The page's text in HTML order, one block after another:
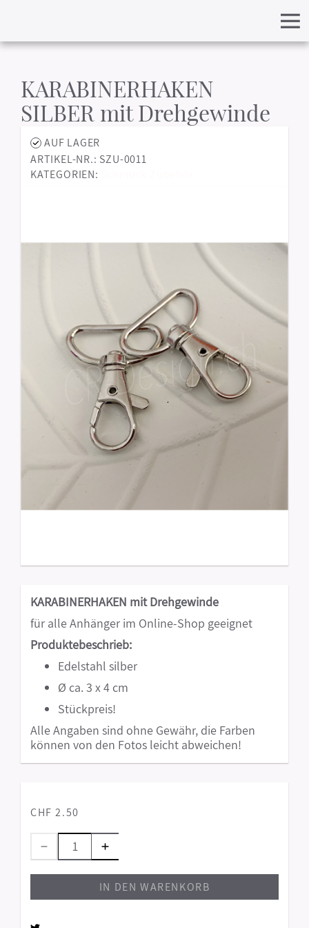
KARABINERHAKEN
SILBER mit Drehgewinde
AUF LAGER
ARTIKEL-NR.: SZU-0011
KATEGORIEN:
KARABINERHAKEN mit Drehgewinde
für alle Anhänger im Online-Shop geeignet
Produktebeschrieb:
Edelstahl silber
Ø ca. 3 x 4 cm
Stückpreis!
Alle Angaben sind ohne Gewähr, die Farben
können von den Fotos leicht abweichen!
CHF 2.50
IN DEN WARENKORB